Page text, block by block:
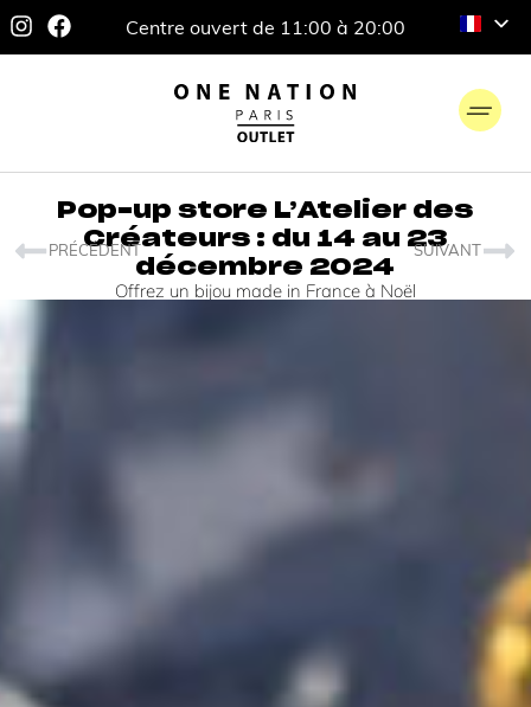
Centre ouvert de 11:00 à 20:00
Pop-up store L’Atelier des
Créateurs : du 14 au 23
décembre 2024
Offrez un bijou made in France à Noël
PRÉCÉDENT SUIVANT